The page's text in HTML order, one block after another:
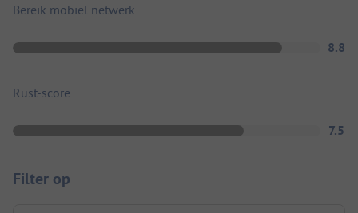
Bereik mobiel netwerk
8.8
Rust-score
7.5
Filter op